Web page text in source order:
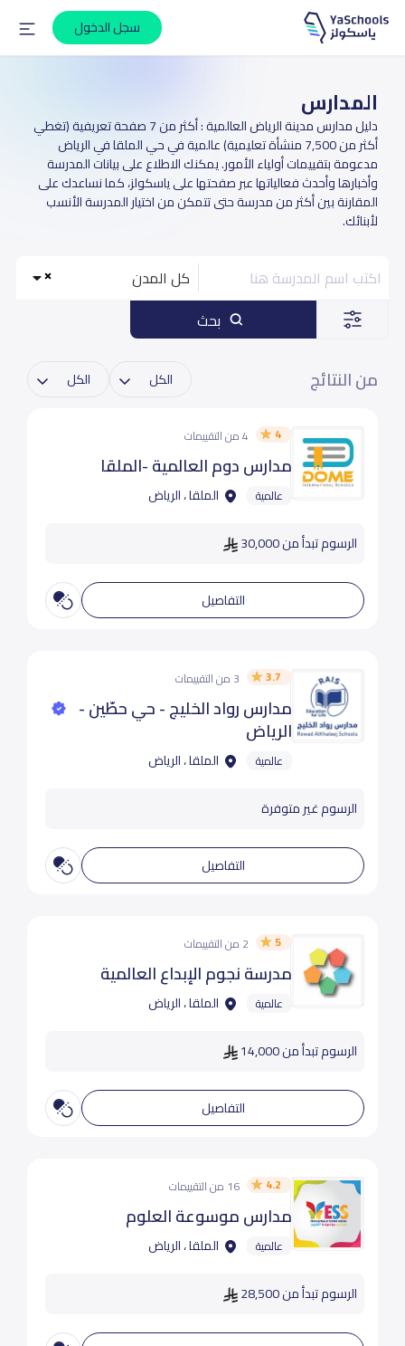
سجل الدخول
المدارس
دليل مدارس مدينة الرياض العالمية : أكثر من 7 صفحة تعريفية (تغطي
أكثر من 7,500 منشأة تعليمية) عالمية في حي الملقا في الرياض
مدعومة بتقييمات أولياء الأمور. يمكنك الاطلاع على بيانات المدرسة
وأخبارها وأحدث فعالياتها عبر صفحتها على ياسكولز، كما نساعدك على
المقارنة بين أكثر من مدرسة حتى تتمكن من اختيار المدرسة الأنسب
لأبنائك.
كل المدن
من النتائج
4 4 من التقييمات
مدارس دوم العالمية -الملقا
عالمية الملقا ، الرياض
الرسوم تبدأ من 30,000
التفاصيل
3.7 3 من التقييمات
مدارس رواد الخليج - حي حطّين -
الرياض
عالمية الملقا ، الرياض
الرسوم غير متوفرة
التفاصيل
5 2 من التقييمات
مدرسة نجوم الإبداع العالمية
عالمية الملقا ، الرياض
الرسوم تبدأ من 14,000
التفاصيل
4.2 16 من التقييمات
مدارس موسوعة العلوم
عالمية الملقا ، الرياض
الرسوم تبدأ من 28,500